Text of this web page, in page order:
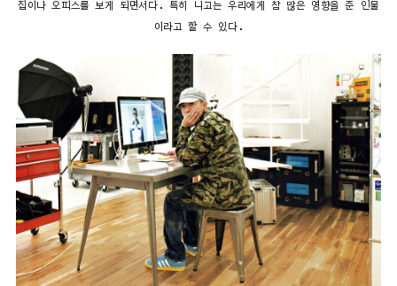
집이나 오피스를 보게 되면서다. 특히 니고는 우리에게 참 많은 영향을 준 인물
이라고 할 수 있다.